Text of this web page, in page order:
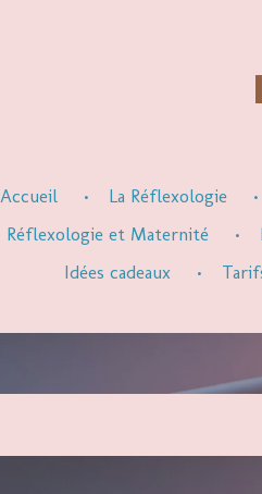
Accueil La Réflexologie
Réflexologie et Maternité
Idées cadeaux